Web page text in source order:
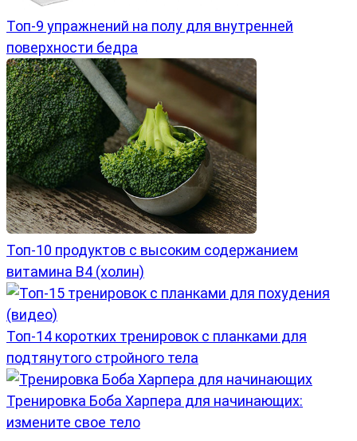
Топ-9 упражнений на полу для внутренней
поверхности бедра
Топ-10 продуктов с высоким содержанием
витамина B4 (холин)
Топ-14 коротких тренировок с планками для
подтянутого стройного тела
Тренировка Боба Харпера для начинающих:
измените свое тело